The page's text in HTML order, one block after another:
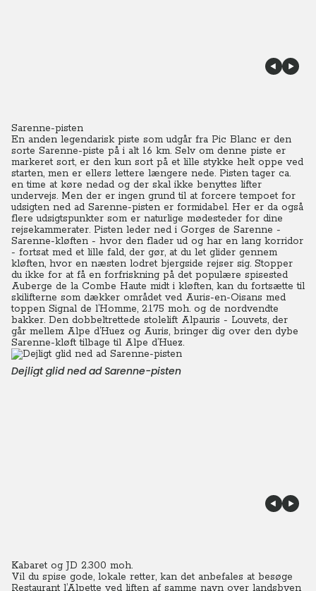
Sarenne-pisten
En anden legendarisk piste som udgår fra Pic Blanc er den
sorte Sarenne-piste på i alt 16 km. Selv om denne piste er
markeret sort, er den kun sort på et lille stykke helt oppe ved
starten, men er ellers lettere længere nede. Pisten tager ca.
en time at køre nedad og der skal ikke benyttes lifter
undervejs. Men der er ingen grund til at forcere tempoet for
udsigten ned ad Sarenne-pisten er formidabel. Her er da også
flere udsigtspunkter som er naturlige mødesteder for dine
rejsekammerater. Pisten leder ned i Gorges de Sarenne -
Sarenne-kløften - hvor den flader ud og har en lang korridor
- fortsat med et lille fald, der gør, at du let glider gennem
kløften, hvor en næsten lodret bjergside rejser sig. Stopper
du ikke for at få en forfriskning på det populære spisested
Auberge de la Combe Haute midt i kløften, kan du fortsætte til
skilifterne som dækker området ved Auris-en-Oisans med
toppen Signal de l’Homme, 2.175 moh. og de nordvendte
bakker. Den dobbeltrettede stolelift Alpauris - Louvets, der
går mellem Alpe d’Huez og Auris, bringer dig over den dybe
Sarenne-kløft tilbage til Alpe d’Huez.
Dejligt glid ned ad Sarenne-pisten
Kabaret og JD 2.300 moh.
Vil du spise gode, lokale retter, kan det anbefales at besøge
Restaurant l’Alpette ved liften af samme navn over landsbyen